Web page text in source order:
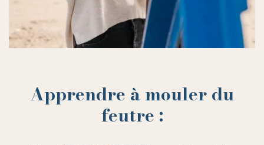
Apprendre à mouler du
feutre :